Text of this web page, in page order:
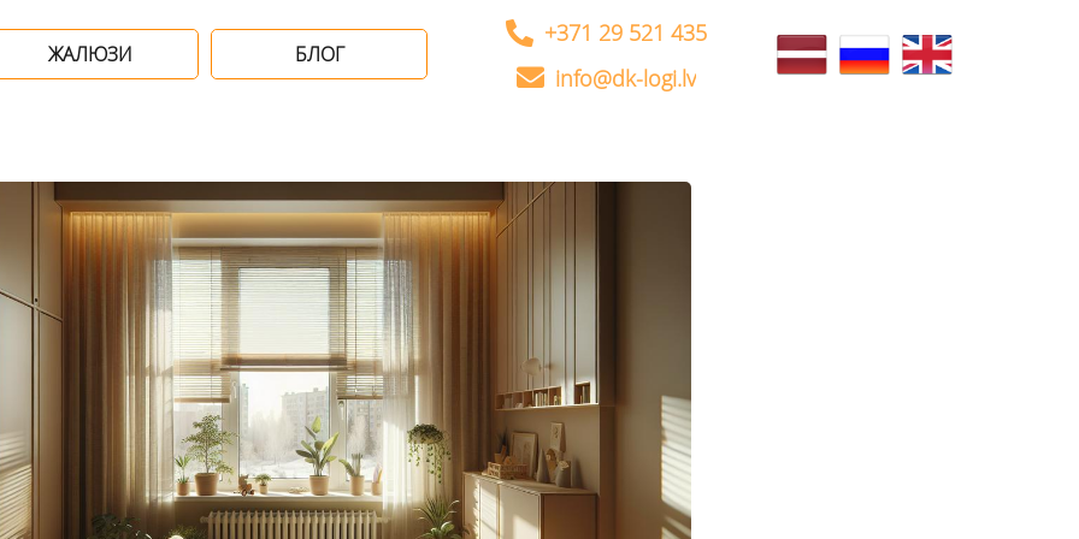
ЖАЛЮЗИ БЛОГ
+371 29 521 435
info@dk-logi.lv